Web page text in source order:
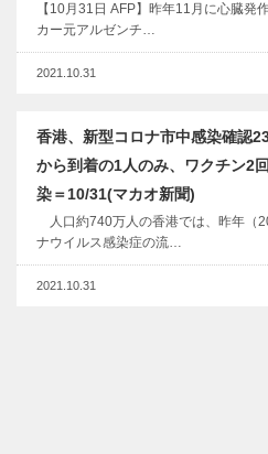
【10月31日 AFP】昨年11月に心臓発
カー元アルゼンチ…
2021.10.31
香港、新型コロナ市中感染確認
から到着の1人のみ、ワクチン2
染＝10/31(マカオ新聞)
人口約740万人の香港では、昨年（
ナウイルス感染症の流…
2021.10.31